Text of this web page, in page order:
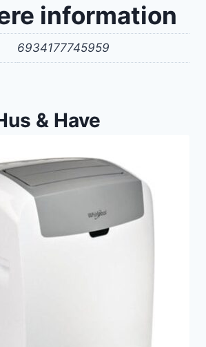
information
6934177745959
& Have